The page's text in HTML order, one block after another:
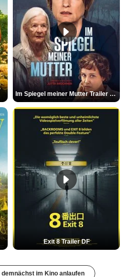
Im Spiegel meiner Mutter Trailer DF
Exit 8 Trailer DF
im Kino anlaufen